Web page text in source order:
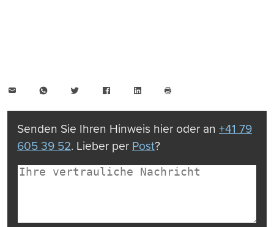
WhatsAppTwitter FacebookLinkedIn
drucken
Senden Sie Ihren Hinweis hier oder an +41 79
605 39 52. Lieber per Post?